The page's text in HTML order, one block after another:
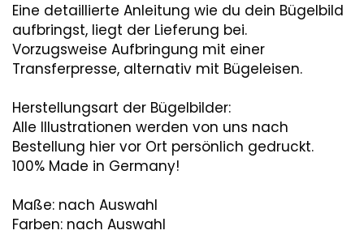
Eine detaillierte Anleitung wie du dein Bügelbild
aufbringst, liegt der Lieferung bei.
Vorzugsweise Aufbringung mit einer
Transferpresse, alternativ mit Bügeleisen.
Herstellungsart der Bügelbilder:
Alle Illustrationen werden von uns nach
Bestellung hier vor Ort persönlich gedruckt.
100% Made in Germany!
Maße: nach Auswahl
Farben: nach Auswahl